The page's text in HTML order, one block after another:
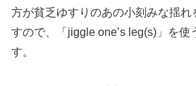
方が貧乏ゆすりのあの小刻みな揺れ
すので、「jiggle one’s leg(s)」を使
す。